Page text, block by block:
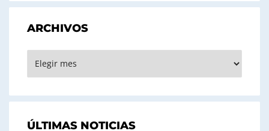
ARCHIVOS
ÚLTIMAS NOTICIAS